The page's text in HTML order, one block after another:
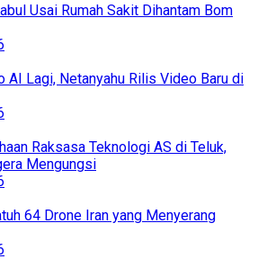
Usai Rumah Sakit Dihantam Bom
AI Lagi, Netanyahu Rilis Video Baru di
Raksasa Teknologi AS di Teluk,
Mengungsi
64 Drone Iran yang Menyerang